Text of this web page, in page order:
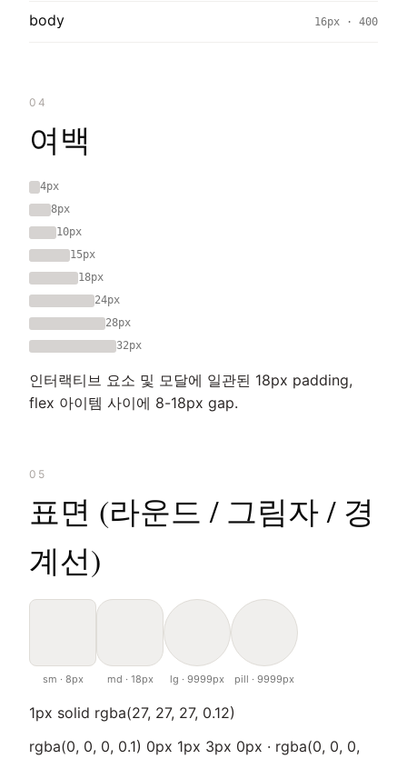
body 16px · 400
04
여백
4px
8px
10px
15px
18px
24px
28px
32px
인터랙티브 요소 및 모달에 일관된 18px padding,
flex 아이템 사이에 8-18px gap.
05
표면 (라운드 / 그림자 / 경
계선)
sm · 8px md · 18px lg · 9999px pill · 9999px
1px solid rgba(27, 27, 27, 0.12)
rgba(0, 0, 0, 0.1) 0px 1px 3px 0px · rgba(0, 0, 0,